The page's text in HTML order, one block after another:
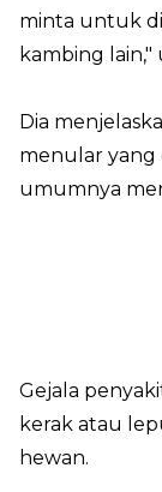
minta untuk
kambing lain,"
Dia
menular yang
umumnya
Gejala
kerak atau
hewan.